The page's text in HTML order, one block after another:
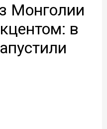
Монголии
в